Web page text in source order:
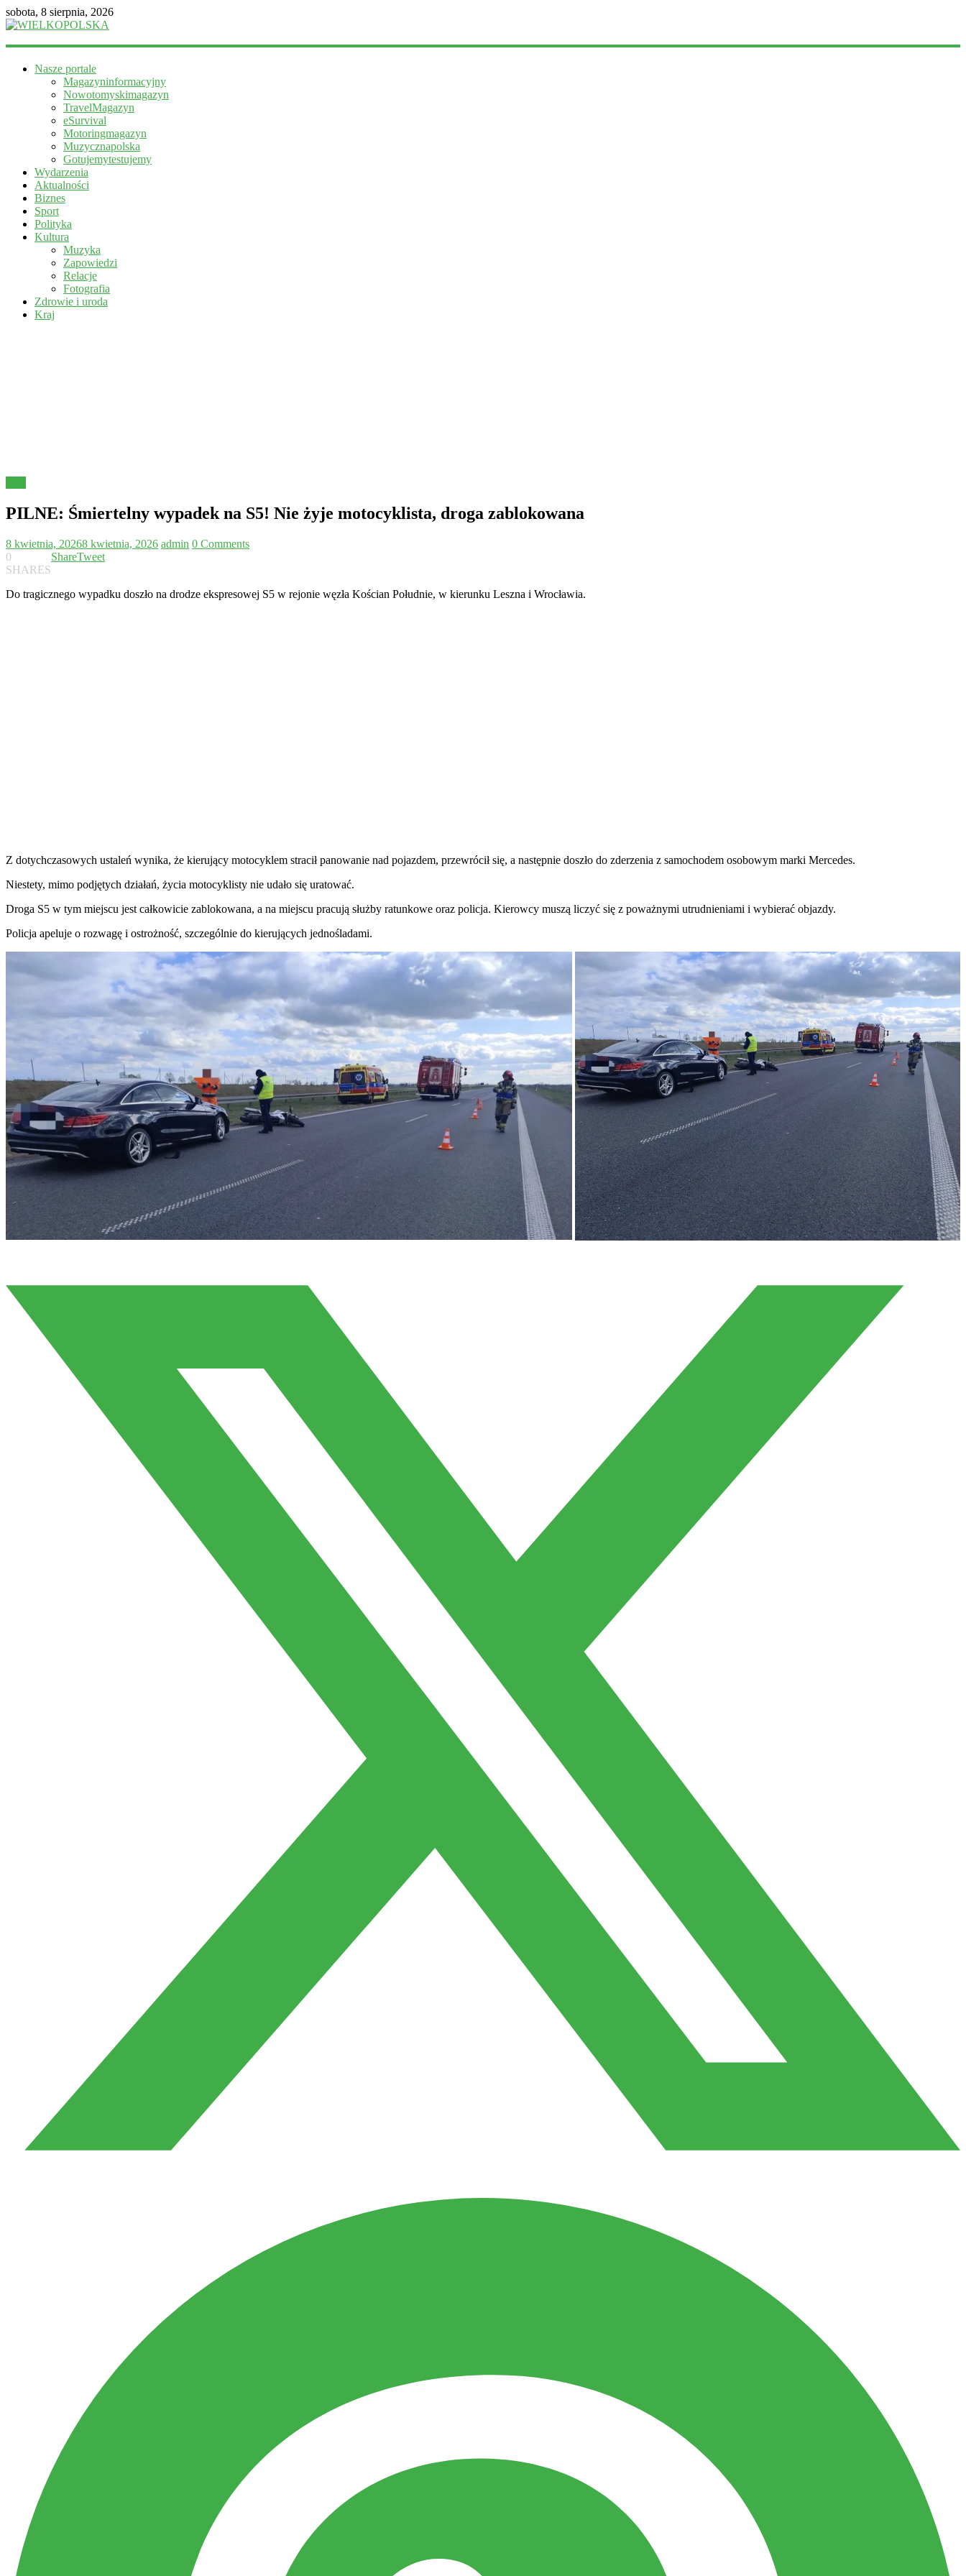
sobota, 8 sierpnia, 2026
WIELKOPOLSKA
informacyjny
Nasze portale
Magazyninformacyjny
Nowotomyskimagazyn
TravelMagazyn
eSurvival
Motoringmagazyn
Muzycznapolska
Gotujemytestujemy
Wydarzenia
Aktualności
Biznes
Sport
Polityka
Kultura
Muzyka
Zapowiedzi
Relacje
Fotografia
Zdrowie i uroda
Kraj
PILNE: Śmiertelny wypadek na S5! Nie żyje motocyklista, droga zablokowana
8 kwietnia, 20268 kwietnia, 2026 admin 0 Comments
0
SHARES
ShareTweet
Do tragicznego wypadku doszło na drodze ekspresowej S5 w rejonie węzła Kościan Południe, w kierunku Leszna i Wrocławia.
Z dotychczasowych ustaleń wynika, że kierujący motocyklem stracił panowanie nad pojazdem, przewrócił się, a następnie doszło do zderzenia z samochodem osobowym marki Mercedes.
Niestety, mimo podjętych działań, życia motocyklisty nie udało się uratować.
Droga S5 w tym miejscu jest całkowicie zablokowana, a na miejscu pracują służby ratunkowe oraz policja. Kierowcy muszą liczyć się z poważnymi utrudnieniami i wybierać objazdy.
Policja apeluje o rozwagę i ostrożność, szczególnie do kierujących jednośladami.